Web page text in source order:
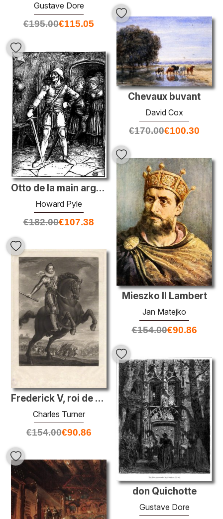
Gustave Dore
€195.00€115.05
Chevaux buvant
David Cox
€170.00€100.30
Otto de la main argentée 30
Howard Pyle
€182.00€107.38
Mieszko II Lambert
Jan Matejko
€154.00€90.86
Frederick V, roi de Bohême
Charles Turner
€154.00€90.86
don Quichotte
Gustave Dore